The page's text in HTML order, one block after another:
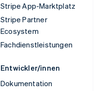
Stripe App-Marktplatz
Stripe Partner
Ecosystem
Fachdienstleistungen
Entwickler/innen
Dokumentation